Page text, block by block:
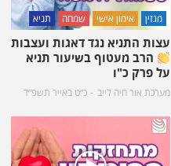
מגזין אימון אישי שמחה תניא
עצות התניא נגד דאגות ועצבות
הרב מעטוף בשיעור תניא
על פרק כ"ו
מערכת אור חיה לייב כ״ט באייר תשפ״ד